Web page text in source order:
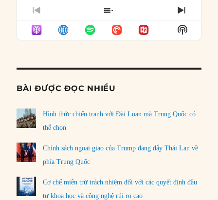
PREVIOUS
EPISODE
SHOW
EPISODES
LIST
NEXT
Show
Podcast
BÀI ĐƯỢC ĐỌC NHIỀU
Hình thức chiến tranh với Đài Loan mà Trung Quốc có
thể chọn
Chính sách ngoại giao của Trump đang đẩy Thái Lan về
phía Trung Quốc
Cơ chế miễn trừ trách nhiệm đối với các quyết định đầu
tư khoa học và công nghệ rủi ro cao